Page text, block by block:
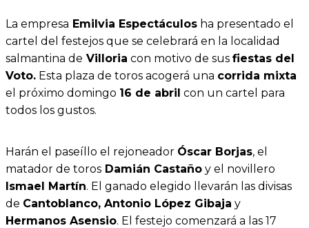
La empresa Emilvia Espectáculos ha presentado el
cartel del festejos que se celebrará en la localidad
salmantina de Villoria con motivo de sus fiestas del
Voto. Esta plaza de toros acogerá una corrida mixta
el próximo domingo 16 de abril con un cartel para
todos los gustos.
Harán el paseíllo el rejoneador Óscar Borjas, el
matador de toros Damián Castaño y el novillero
Ismael Martín. El ganado elegido llevarán las divisas
de Cantoblanco, Antonio López Gibaja y
Hermanos Asensio. El festejo comenzará a las 17